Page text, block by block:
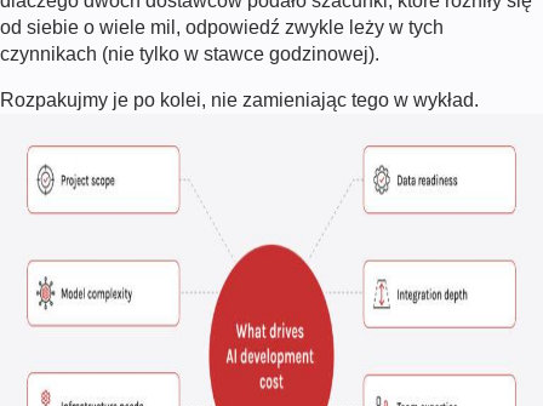
od siebie o wiele mil, odpowiedź zwykle leży w tych
czynnikach (nie tylko w stawce godzinowej).
Rozpakujmy je po kolei, nie zamieniając tego w wykład.